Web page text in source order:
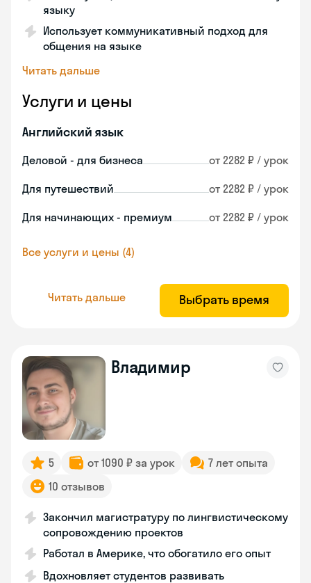
языку
Использует коммуникативный подход для
общения на языке
Читать дальше
Услуги и цены
Английский язык
Деловой - для бизнеса от 2282 ₽ / урок
Для путешествий от 2282 ₽ / урок
Для начинающих - премиум от 2282 ₽ / урок
Все услуги и цены (4)
Читать дальше Выбрать время
Владимир
5 от 1090 ₽ за урок
7 лет опыта
10 отзывов
Закончил магистратуру по лингвистическому
сопровождению проектов
Работал в Америке, что обогатило его опыт
Вдохновляет студентов развивать